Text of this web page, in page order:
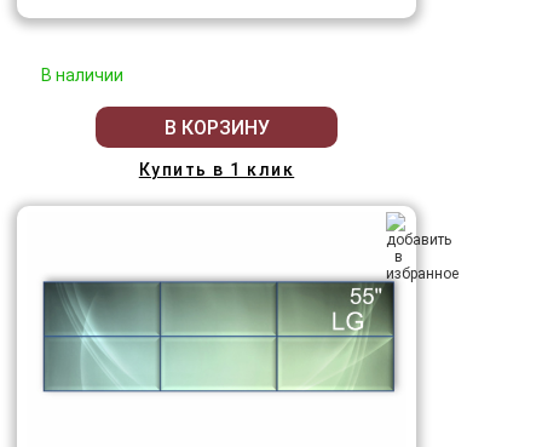
В наличии
В КОРЗИНУ
Купить в 1 клик